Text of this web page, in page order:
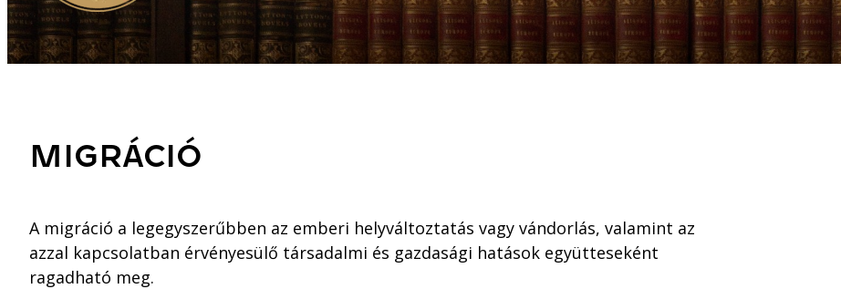
MIGRÁCIÓ
A migráció a legegyszerűbben az emberi helyváltoztatás vagy vándorlás, valamint az
azzal kapcsolatban érvényesülő társadalmi és gazdasági hatások együtteseként
ragadható meg.